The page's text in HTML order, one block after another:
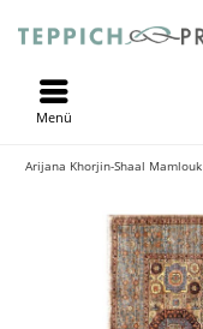
Menü
Arijana Khorjin-Shaal Mamlouk